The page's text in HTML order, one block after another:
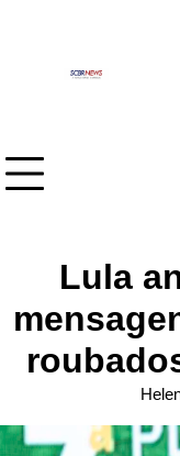
Lula